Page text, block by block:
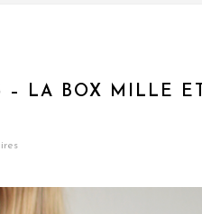
– LA BOX MILLE ET